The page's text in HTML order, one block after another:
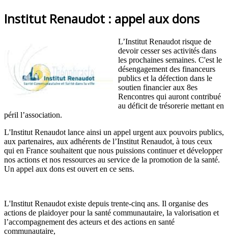
Institut Renaudot : appel aux dons
L’Institut Renaudot risque de
devoir cesser ses activités dans
les prochaines semaines. C'est le
désengagement des financeurs
publics et la défection dans le
soutien financier aux 8es
Rencontres qui auront contribué
au déficit de trésorerie mettant en
péril l’association.
L'Institut Renaudot lance ainsi un appel urgent aux pouvoirs publics,
aux partenaires, aux adhérents de l’Institut Renaudot, à tous ceux
qui en France souhaitent que nous puissions continuer et développer
nos actions et nos ressources au service de la promotion de la santé.
Un appel aux dons est ouvert en ce sens.
L'Institut Renaudot existe depuis trente-cinq ans. Il organise des
actions de plaidoyer pour la santé communautaire, la valorisation et
l’accompagnement des acteurs et des actions en santé
communautaire,